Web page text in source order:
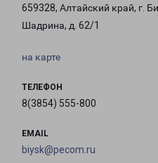
659328, Алтайский край, г.
Шадрина, д. 62/1
на карте
ТЕЛЕФОН
8(3854) 555-800
EMAIL
biysk@pecom.ru